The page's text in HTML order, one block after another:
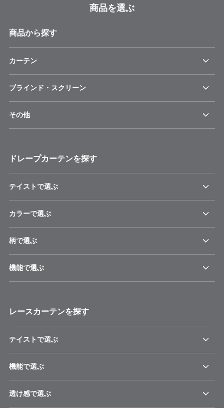
商品を選ぶ
商品から探す
カーテン
ブラインド・スクリーン
その他
ドレープカーテンを探す
テイストで選ぶ
カラーで選ぶ
柄で選ぶ
機能で選ぶ
レースカーテンを探す
テイストで選ぶ
機能で選ぶ
透け感で選ぶ